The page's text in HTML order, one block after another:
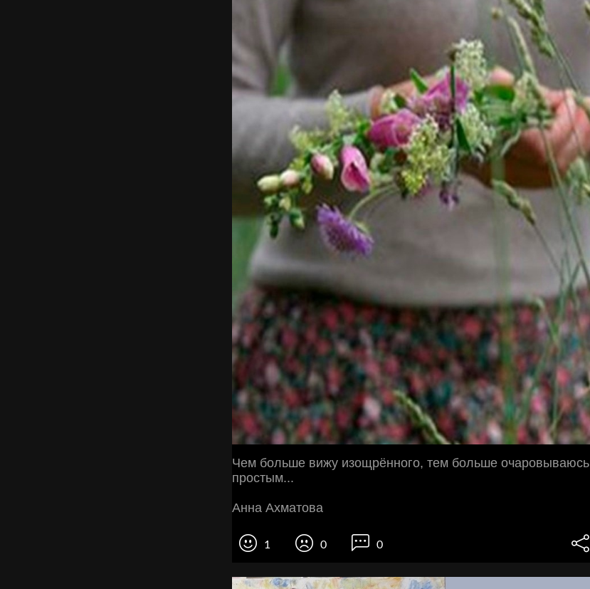
Чем больше вижу изощрённого, тем больше очаровываюсь
простым...
Анна Ахматова
1 0 0